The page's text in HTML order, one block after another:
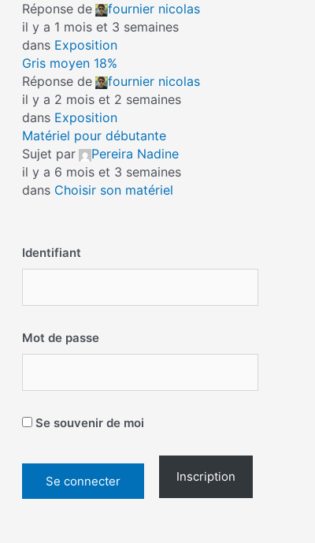
Réponse de
fournier nicolas
il y a 1 mois et 3 semaines
dans Exposition
Gris moyen 18%
Réponse de
fournier nicolas
il y a 2 mois et 2 semaines
dans Exposition
Matériel pour débutante
Sujet par
Pereira Nadine
il y a 6 mois et 3 semaines
dans Choisir son matériel
Identifiant
Mot de passe
Se souvenir de moi
Inscription